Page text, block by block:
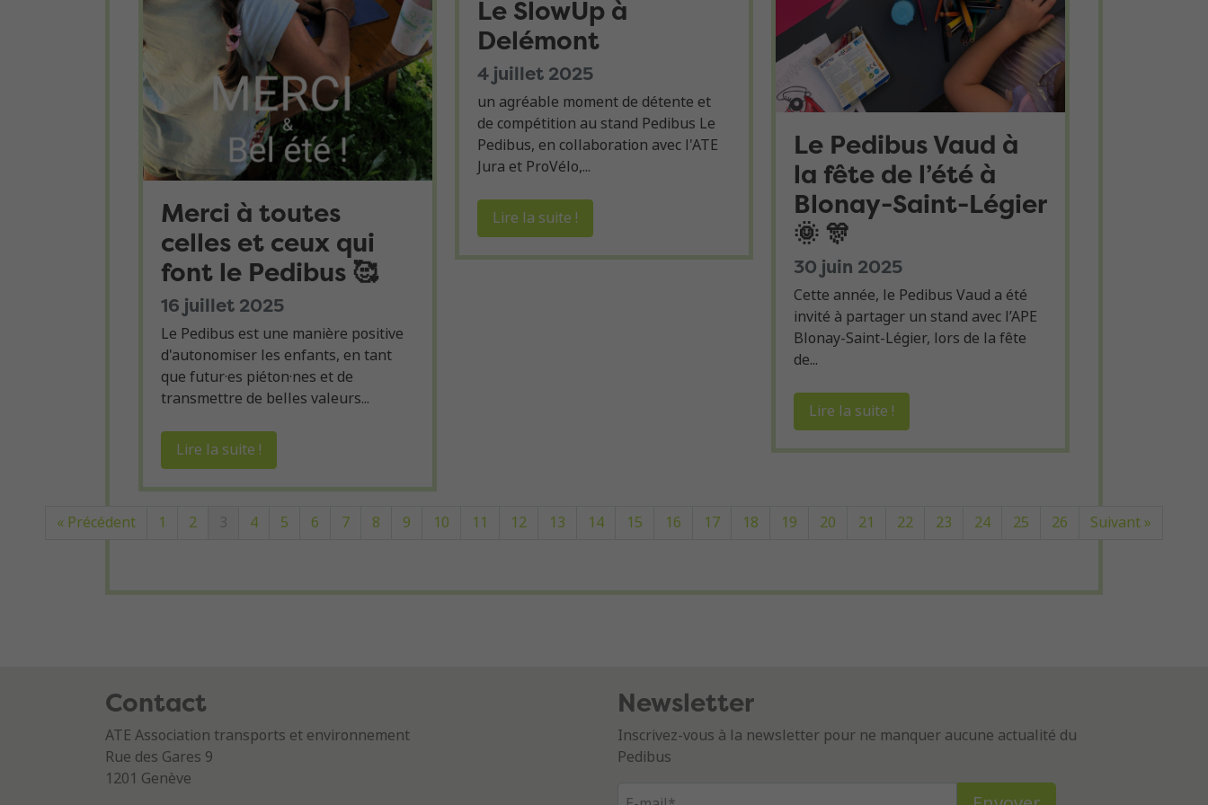
Merci à toutes
celles et ceux qui
font le Pedibus 🥰
16 juillet 2025
Le Pedibus est une manière positive
d'autonomiser les enfants, en tant
que futur·es piéton·nes et de
transmettre de belles valeurs...
Lire la suite !
Le SlowUp à
Delémont
4 juillet 2025
un agréable moment de détente et
de compétition au stand Pedibus Le
Pedibus, en collaboration avec l'ATE
Jura et ProVélo,...
Lire la suite !
Le Pedibus Vaud à
la fête de l’été à
Blonay-Saint-Légier
🌞 🎊
30 juin 2025
Cette année, le Pedibus Vaud a été
invité à partager un stand avec l’APE
Blonay-Saint-Légier, lors de la fête
de...
Lire la suite !
« Précédent 1 2 3 4 5 6 7 8 9 10 11 12 13 14 15 16 17 18 19 20 21 22 23 24 25 26 Suivant »
Contact
ATE Association transports et environnement
Rue des Gares 9
1201 Genève
Newsletter
Inscrivez-vous à la newsletter pour ne manquer aucune actualité du
Pedibus